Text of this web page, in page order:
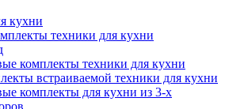
кухни
техники для кухни
комплекты техники для кухни
встраиваемой техники для кухни
комплекты для кухни из 3-х